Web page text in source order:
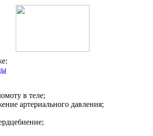
в теле;
артериального давления;